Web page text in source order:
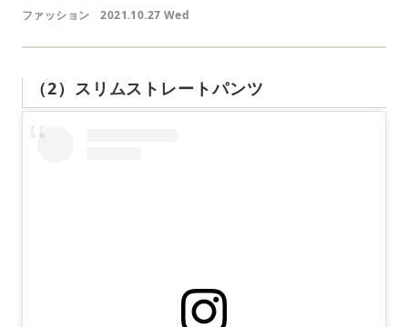
ファッション 2021.10.27 Wed
（2）スリムストレートパンツ